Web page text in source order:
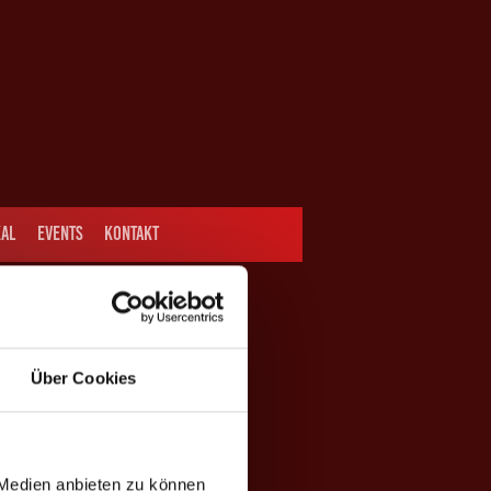
Über Cookies
anbieten zu können
EVENTS KONTAKT